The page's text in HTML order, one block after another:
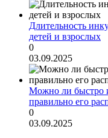
Длительность
детей и взрослых
0
03.09.2025
Можно ли быстро
правильно его
0
03.09.2025